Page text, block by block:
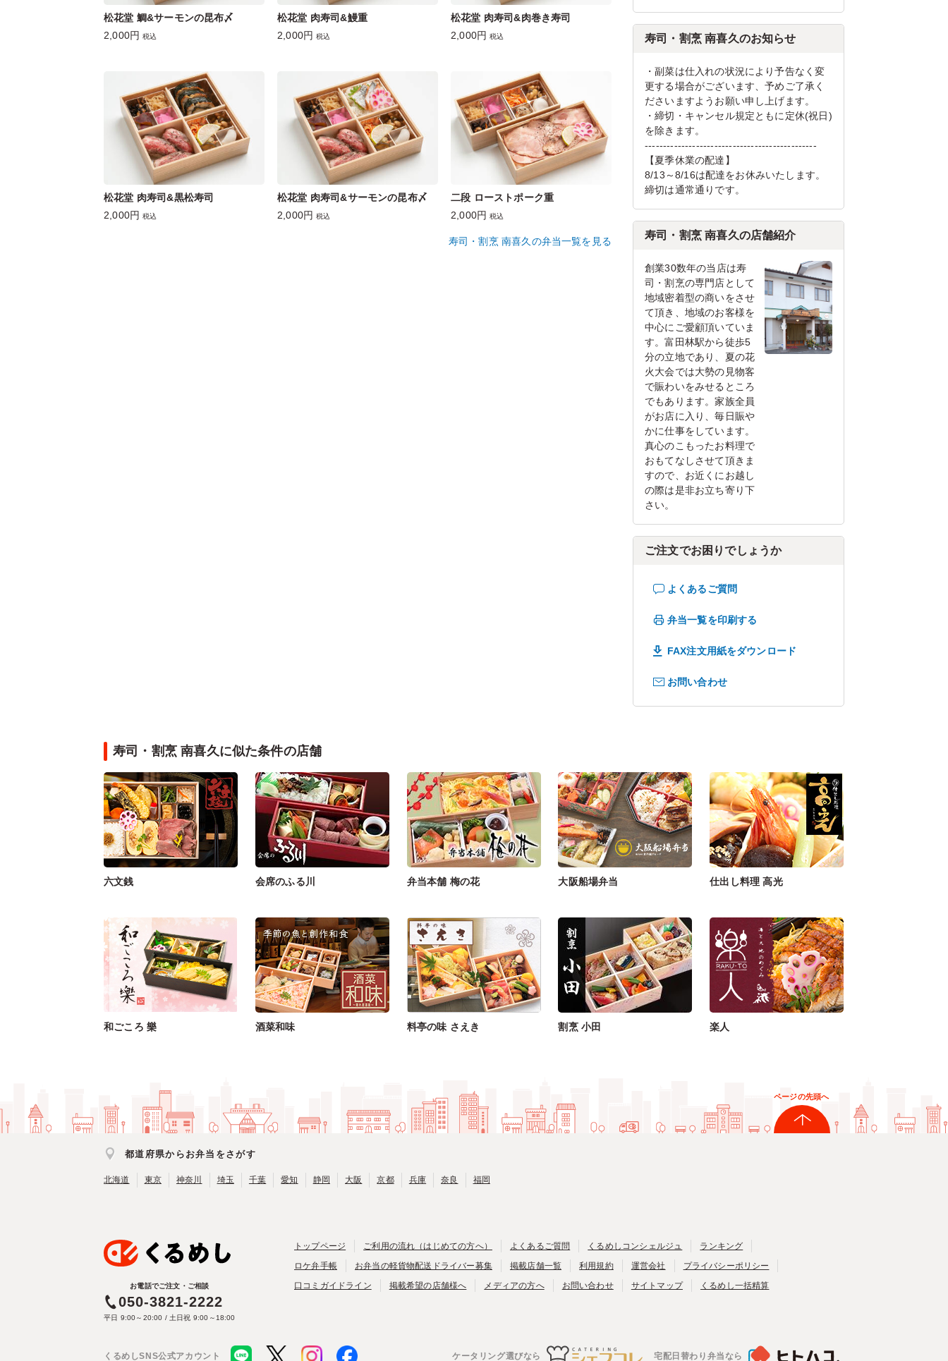
松花堂 鯛&サーモンの昆布〆
2,000円 税込
松花堂 肉寿司&鰻重
2,000円 税込
松花堂 肉寿司&肉巻き寿司
2,000円 税込
松花堂 肉寿司&黒松寿司
2,000円 税込
松花堂 肉寿司&サーモンの昆布〆
2,000円 税込
二段 ローストポーク重
2,000円 税込
寿司・割烹 南喜久の弁当一覧を見る
寿司・割烹 南喜久のお知らせ
・副菜は仕入れの状況により予告なく変
更する場合がございます、予めご了承く
ださいますようお願い申し上げます。
・締切・キャンセル規定ともに定休(祝日)
を除きます。
-----------------------------------------------
【夏季休業の配達】
8/13～8/16は配達をお休みいたします。
締切は通常通りです。
寿司・割烹 南喜久の店舗紹介
創業30数年の当店は寿
司・割烹の専門店として
地域密着型の商いをさせ
て頂き、地域のお客様を
中心にご愛顧頂いていま
す。富田林駅から徒歩5
分の立地であり、夏の花
火大会では大勢の見物客
で賑わいをみせるところ
でもあります。家族全員
がお店に入り、毎日賑や
かに仕事をしています。
真心のこもったお料理で
おもてなしさせて頂きま
すので、お近くにお越し
の際は是非お立ち寄り下
さい。
ご注文でお困りでしょうか
よくあるご質問
弁当一覧を印刷する
FAX注文用紙をダウンロード
お問い合わせ
寿司・割烹 南喜久に似た条件の店舗
六文銭 会席のふる川 弁当本舗 梅の花 大阪船場弁当 仕出し料理 高光
和ごころ 樂 酒菜和味 料亭の味 さえき 割烹 小田 楽人
ページの先頭へ
都道府県からお弁当をさがす
北海道 東京 神奈川 埼玉 千葉 愛知 静岡 大阪 京都 兵庫 奈良 福岡
お電話でご注文・ご相談
050-3821-2222
平日 9:00～20:00 / 土日祝 9:00～18:00
トップページ ご利用の流れ（はじめての方へ） よくあるご質問 くるめしコンシェルジュ
ランキング
ロケ弁手帳
お弁当の軽貨物配送ドライバー募集 掲載店舗一覧 利用規約 運営会社
プライバシーポリシー
口コミガイドライン
掲載希望の店舗様へ メディアの方へ お問い合わせ サイトマップ くるめし一括精算
くるめしSNS公式アカウント ケータリング選びなら 宅配日替わり弁当なら